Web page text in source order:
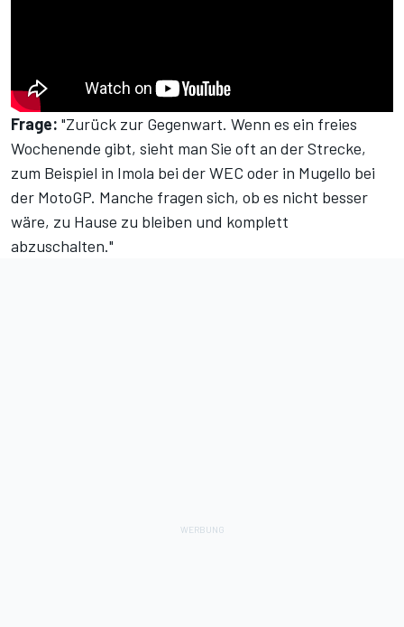
Frage: "Zurück zur Gegenwart. Wenn es ein freies
Wochenende gibt, sieht man Sie oft an der Strecke,
zum Beispiel in Imola bei der WEC oder in Mugello bei
der MotoGP. Manche fragen sich, ob es nicht besser
wäre, zu Hause zu bleiben und komplett
abzuschalten."